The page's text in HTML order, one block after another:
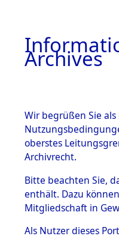
BESTÄNDE
1.
mente
Archives
Wir begrüßen Sie
oberstes
Archivrecht.
Bitte beachten Sie,
enthält. Dazu
Mitgliedschaft in
Als Nutzer dieses